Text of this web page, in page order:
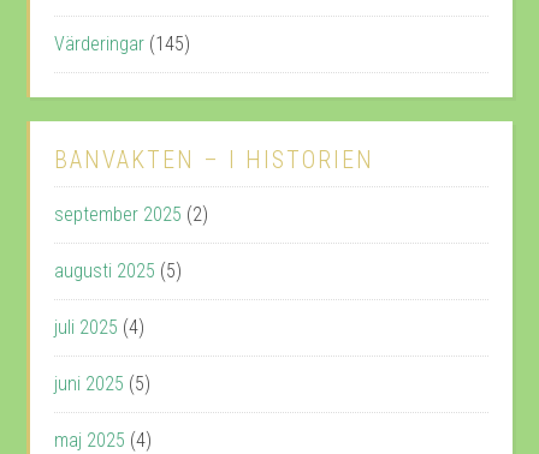
Värderingar (145)
BANVAKTEN – I HISTORIEN
september 2025 (2)
augusti 2025 (5)
juli 2025 (4)
juni 2025 (5)
maj 2025 (4)